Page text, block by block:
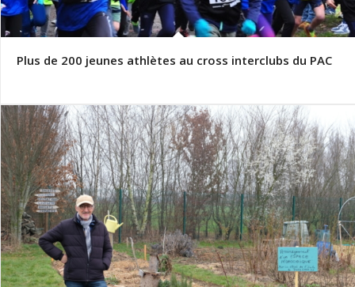
Plus de 200 jeunes athlètes au cross interclubs du PAC